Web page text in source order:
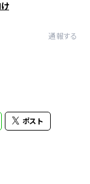
通報する
ポスト